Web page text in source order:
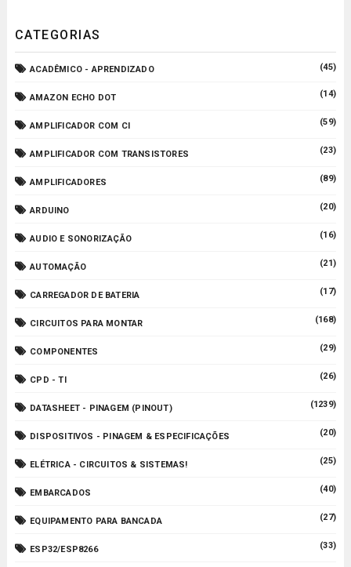
CATEGORIAS
ACADÊMICO - APRENDIZADO (45)
AMAZON ECHO DOT (14)
AMPLIFICADOR COM CI (59)
AMPLIFICADOR COM TRANSISTORES (23)
AMPLIFICADORES (89)
ARDUINO (20)
AUDIO E SONORIZAÇÃO (16)
AUTOMAÇÃO (21)
CARREGADOR DE BATERIA (17)
CIRCUITOS PARA MONTAR (168)
COMPONENTES (29)
CPD - TI (26)
DATASHEET - PINAGEM (PINOUT) (1239)
DISPOSITIVOS - PINAGEM & ESPECIFICAÇÕES (20)
ELÉTRICA - CIRCUITOS & SISTEMAS! (25)
EMBARCADOS (40)
EQUIPAMENTO PARA BANCADA (27)
ESP32/ESP8266 (33)